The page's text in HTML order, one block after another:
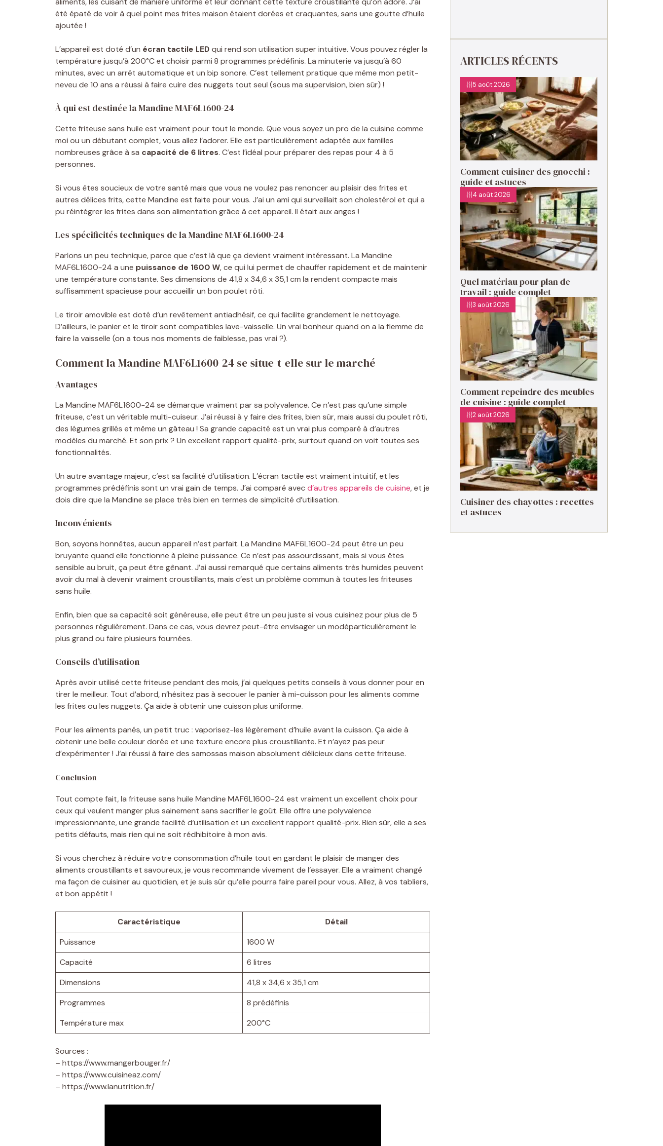
été épaté de voir à quel point mes frites maison étaient dorées et craquantes, sans une goutte d’huile
ajoutée !
L’appareil est doté d’un écran tactile LEDqui rend son utilisation super intuitive. Vous pouvez régler la
température jusqu’à 200°C et choisir parmi 8 programmes prédéfinis. La minuterie va jusqu’à 60
minutes, avec un arrêt automatique et un bip sonore. C’est tellement pratique que même mon petit-
neveu de 10 ans a réussi à faire cuire des nuggets tout seul (sous ma supervision, bien sûr) !
À qui est destinée la Mandine MAF6L1600-24
Cette friteuse sans huile est vraiment pour tout le monde. Que vous soyez un pro de la cuisine comme
moi ou un débutant complet, vous allez l’adorer. Elle est particulièrement adaptée aux familles
nombreuses grâce à sa capacité de 6 litres. C’est l’idéal pour préparer des repas pour 4 à 5
personnes.
Si vous êtes soucieux de votre santé mais que vous ne voulez pas renoncer au plaisir des frites et
autres délices frits, cette Mandine est faite pour vous. J’ai un ami qui surveillait son cholestérol et qui a
pu réintégrer les frites dans son alimentation grâce à cet appareil. Il était aux anges !
Les spécificités techniques de la Mandine MAF6L1600-24
Parlons un peu technique, parce que c’est là que ça devient vraiment intéressant. La Mandine
MAF6L1600-24 a une puissance de 1600 W, ce qui lui permet de chauffer rapidement et de maintenir
une température constante. Ses dimensions de 41,8 x 34,6 x 35,1 cm la rendent compacte mais
suffisamment spacieuse pour accueillir un bon poulet rôti.
Le tiroir amovible est doté d’un revêtement antiadhésif, ce qui facilite grandement le nettoyage.
D’ailleurs, le panier et le tiroir sont compatibles lave-vaisselle. Un vrai bonheur quand on a la flemme de
faire la vaisselle (on a tous nos moments de faiblesse, pas vrai ?).
Comment la Mandine MAF6L1600-24 se situe-t-elle sur le marché
Avantages
La Mandine MAF6L1600-24 se démarque vraiment par sa polyvalence. Ce n’est pas qu’une simple
friteuse, c’est un véritable multi-cuiseur. J’ai réussi à y faire des frites, bien sûr, mais aussi du poulet rôti,
des légumes grillés et même un gâteau ! Sa grande capacité est un vrai plus comparé à d’autres
modèles du marché. Et son prix ? Un excellent rapport qualité-prix, surtout quand on voit toutes ses
fonctionnalités.
Un autre avantage majeur, c’est sa facilité d’utilisation. L’écran tactile est vraiment intuitif, et les
programmes prédéfinis sont un vrai gain de temps. J’ai comparé avec d’autres appareils de cuisine, et je
dois dire que la Mandine se place très bien en termes de simplicité d’utilisation.
Inconvénients
Bon, soyons honnêtes, aucun appareil n’est parfait. La Mandine MAF6L1600-24 peut être un peu
bruyante quand elle fonctionne à pleine puissance. Ce n’est pas assourdissant, mais si vous êtes
sensible au bruit, ça peut être gênant. J’ai aussi remarqué que certains aliments très humides peuvent
avoir du mal à devenir vraiment croustillants, mais c’est un problème commun à toutes les friteuses
sans huile.
Enfin, bien que sa capacité soit généreuse, elle peut être un peu juste si vous cuisinez pour plus de 5
personnes régulièrement. Dans ce cas, vous devrez peut-être envisager un modèparticulièrement le
plus grand ou faire plusieurs fournées.
Conseils d’utilisation
Après avoir utilisé cette friteuse pendant des mois, j’ai quelques petits conseils à vous donner pour en
tirer le meilleur. Tout d’abord, n’hésitez pas à secouer le panier à mi-cuisson pour les aliments comme
les frites ou les nuggets. Ça aide à obtenir une cuisson plus uniforme.
Pour les aliments panés, un petit truc : vaporisez-les légèrement d’huile avant la cuisson. Ça aide à
obtenir une belle couleur dorée et une texture encore plus croustillante. Et n’ayez pas peur
d’expérimenter ! J’ai réussi à faire des samossas maison absolument délicieux dans cette friteuse.
Conclusion
Tout compte fait, la friteuse sans huile Mandine MAF6L1600-24 est vraiment un excellent choix pour
ceux qui veulent manger plus sainement sans sacrifier le goût. Elle offre une polyvalence
impressionnante, une grande facilité d’utilisation et un excellent rapport qualité-prix. Bien sûr, elle a ses
petits défauts, mais rien qui ne soit rédhibitoire à mon avis.
Si vous cherchez à réduire votre consommation d’huile tout en gardant le plaisir de manger des
aliments croustillants et savoureux, je vous recommande vivement de l’essayer. Elle a vraiment changé
ma façon de cuisiner au quotidien, et je suis sûr qu’elle pourra faire pareil pour vous. Allez, à vos tabliers,
et bon appétit !
Caractéristique
Détail
Puissance
1600 W
Capacité
6 litres
Dimensions
41,8 x 34,6 x 35,1 cm
Programmes
8 prédéfinis
Température max
200°C
Sources :
– https://www.mangerbouger.fr/
– https://www.cuisineaz.com/
– https://www.lanutrition.fr/
ARTICLES RÉCENTS
5 août 2026
Comment cuisiner des gnocchi :
guide et astuces
4 août 2026
Quel matériau pour plan de
travail : guide complet
3 août 2026
Comment repeindre des meubles
de cuisine : guide complet
2 août 2026
Cuisiner des chayottes : recettes
et astuces